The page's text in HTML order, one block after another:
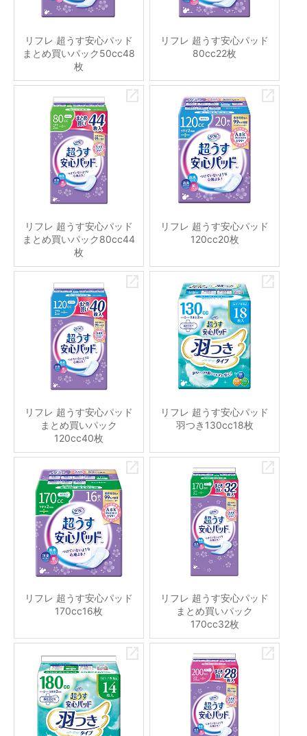
リフレ 超うす安心パッド
まとめ買いパック50cc48
枚
リフレ 超うす安心パッド
80cc22枚
リフレ 超うす安心パッド
まとめ買いパック80cc44
枚
リフレ 超うす安心パッド
120cc20枚
リフレ 超うす安心パッド
まとめ買いパック
120cc40枚
リフレ 超うす安心パッド
羽つき130cc18枚
リフレ 超うす安心パッド
170cc16枚
リフレ 超うす安心パッド
まとめ買いパック
170cc32枚